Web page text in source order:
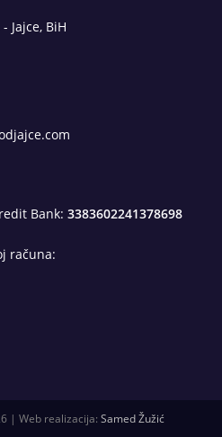
Jajce, BiH
Bank:3383602241378698
računa:
| Web realizacija: Samed Žužić